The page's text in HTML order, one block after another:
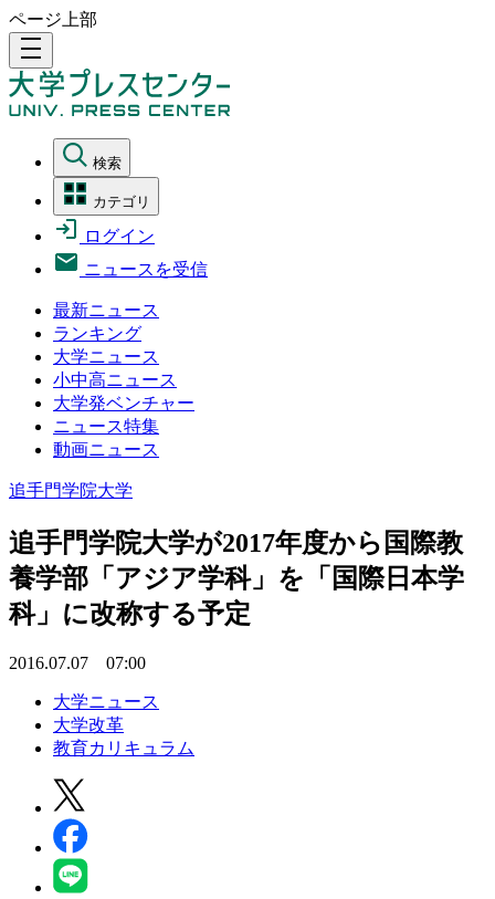
ページ上部
density_medium
検索
カテゴリ
ログイン
ニュースを受信
最新ニュース
ランキング
大学ニュース
小中高ニュース
大学発ベンチャー
ニュース特集
動画ニュース
追手門学院大学
追手門学院大学が2017年度から国際教
養学部「アジア学科」を「国際日本学
科」に改称する予定
2016.07.07 07:00
大学ニュース
大学改革
教育カリキュラム